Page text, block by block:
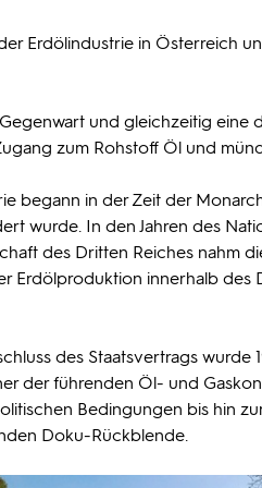
Erdölindustrie in Österreich
und gleichzeitig eine
zum Rohstoff Öl und
begann in der Zeit der
wurde. In den Jahren des
des Dritten Reiches nahm
Erdölproduktion innerhalb des
des Staatsvertrags wurde
der führenden Öl- und
Bedingungen bis hin
Doku-Rückblende.